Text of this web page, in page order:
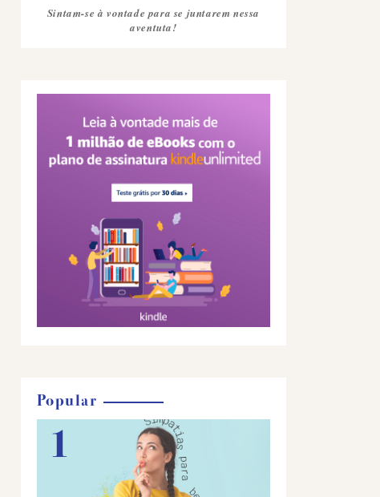
Sintam-se à vontade para se juntarem nessa
aventuta!
Popular